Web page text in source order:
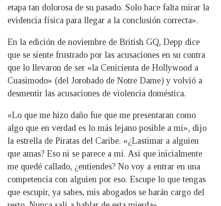
etapa tan dolorosa de su pasado. Solo hace falta mirar la
evidencia física para llegar a la conclusión correcta».
En la edición de noviembre de British GQ, Depp dice
que se siente frustrado por las acusaciones en su contra
que lo llevaron de ser «la Cenicienta de Hollywood a
Cuasimodo» (del Jorobado de Notre Dame) y volvió a
desmentir las acusaciones de violencia doméstica.
«Lo que me hizo daño fue que me presentaran como
algo que en verdad es lo más lejano posible a mí», dijo
la estrella de Piratas del Caribe. «¿Lastimar a alguien
que amas? Eso ni se parece a mí. Así que inicialmente
me quedé callado, ¿entiendes? No voy a entrar en una
competencia con alguien por eso. Escupe lo que tengas
que escupir, ya sabes, mis abogados se harán cargo del